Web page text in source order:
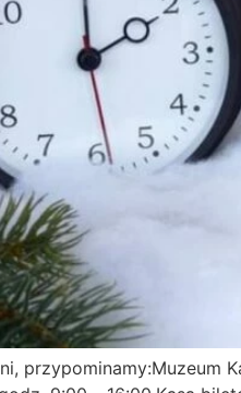
przypominamy:Muzeum